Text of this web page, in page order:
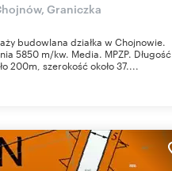
Graniczka
budowlana działka w Chojnowie.
5850 m/kw. Media. MPZP. Długość
200m, szerokość około 37....